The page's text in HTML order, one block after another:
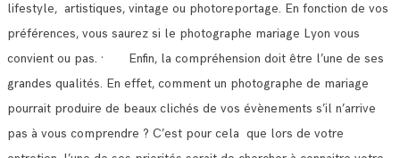
lifestyle, artistiques, vintage ou photoreportage. En fonction de vos
préférences, vous saurez si le photographe mariage Lyon vous
convient ou pas. · Enfin, la compréhension doit être l’une de ses
grandes qualités. En effet, comment un photographe de mariage
pourrait produire de beaux clichés de vos évènements s’il n’arrive
pas à vous comprendre ? C’est pour cela que lors de votre